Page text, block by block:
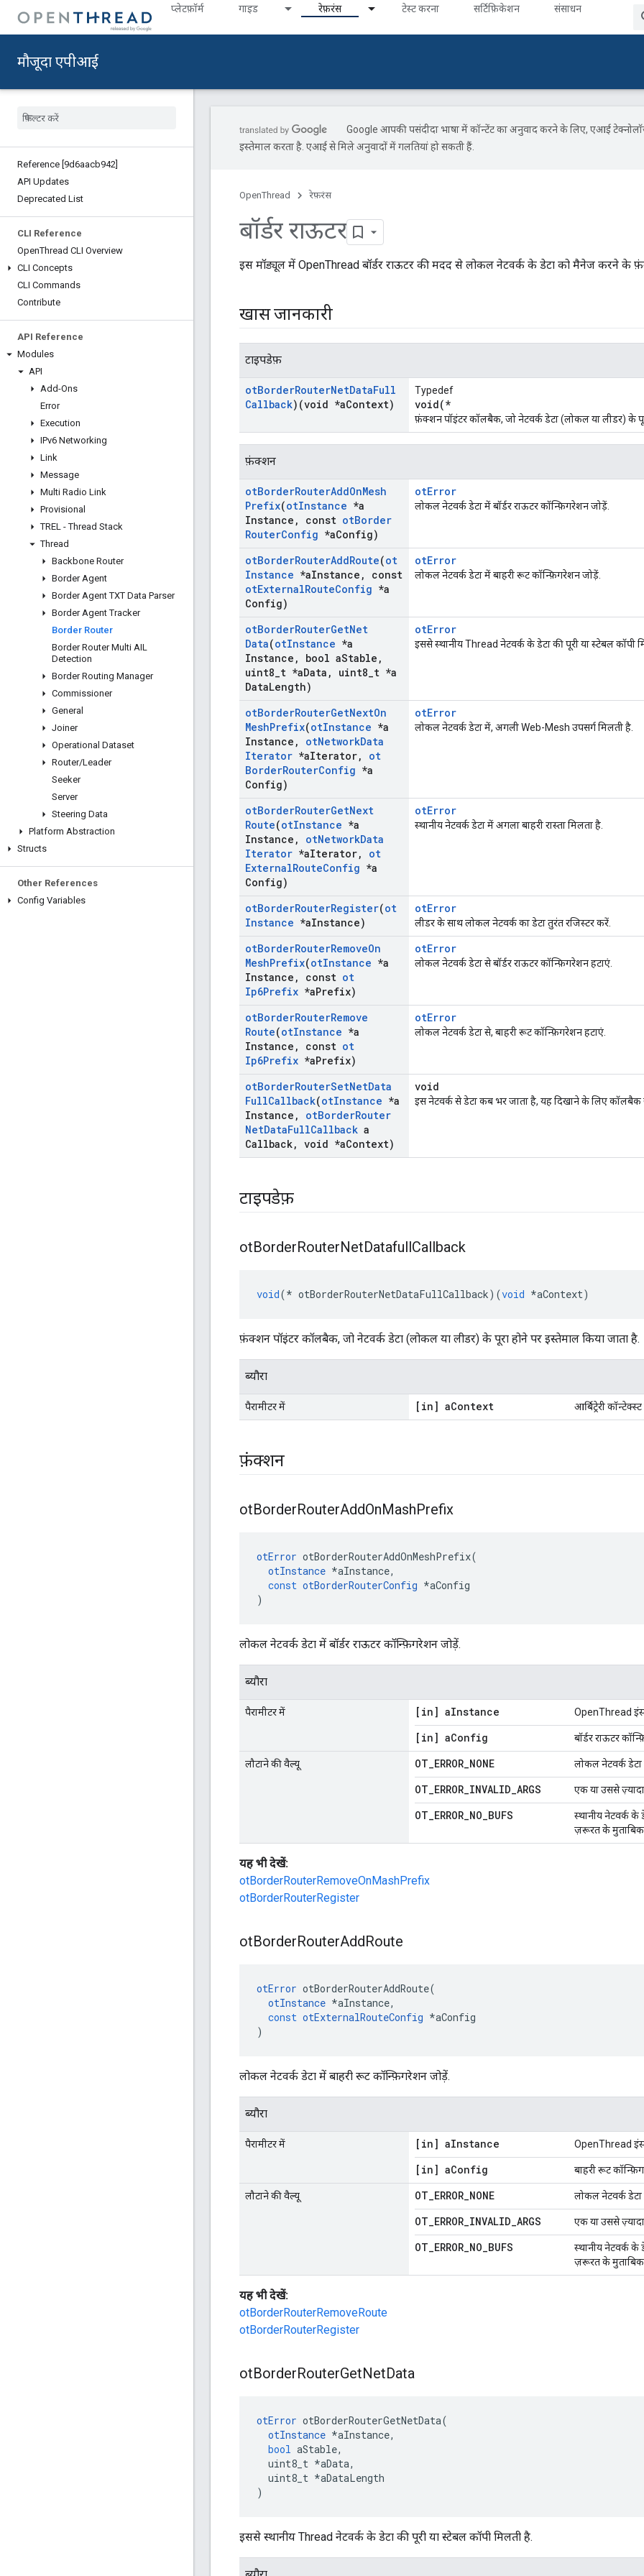
प्‍लेटफ़ॉर्म गाइड रेफ़रंस टेस्ट करना सर्टिफ़िकेशन संसाधन
मौजूदा एपीआई
Reference [9d6aacb942]
API Updates
Deprecated List
CLI Reference
OpenThread CLI Overview
CLI Concepts
CLI Commands
Contribute
API Reference
Modules
API
Add-Ons
Error
Execution
IPv6 Networking
Link
Message
Multi Radio Link
Provisional
TREL - Thread Stack
Thread
Backbone Router
Border Agent
Border Agent TXT Data Parser
Border Agent Tracker
Border Router
Border Router Multi AIL
Detection
Border Routing Manager
Commissioner
General
Joiner
Operational Dataset
Router/Leader
Seeker
Server
Steering Data
Platform Abstraction
Structs
Other References
Config Variables
Google आपकी पसंदीदा भाषा में कॉन्टेंट का अनुवाद करने के लिए, एआई
इस्तेमाल करता है. एआई से मिले अनुवादों में गलतियां हो सकती हैं.
OpenThread रेफ़रंस
बॉर्डर राऊटर
इस मॉड्यूल में OpenThread बॉर्डर राऊटर की मदद से लोकल नेटवर्क के डेटा को मैनेज करने के
खास जानकारी
टाइपडेफ़
otBorderRouterNetDataFull
Callback)(void *aContext)
Typedef
void(*
फ़ंक्शन पॉइंटर कॉलबैक, जो नेटवर्क डेटा (लोकल या लीडर) के
फ़ंक्शन
otBorderRouterAddOnMesh
Prefix(otInstance *a
Instance , const otBorder
RouterConfig *aConfig)
otError
लोकल नेटवर्क डेटा में बॉर्डर राऊटर कॉन्फ़िगरेशन जोड़ें.
otBorderRouterAddRoute(ot
Instance *aInstance ,
const
otExternalRouteConfig *a
Config)
otError
लोकल नेटवर्क डेटा में बाहरी रूट कॉन्फ़िगरेशन जोड़ें.
otBorderRouterGetNet
Data(otInstance *a
Instance , bool aStable ,
uint8 t *aData , uint8 t *a
DataLength)
otError
इससे स्थानीय Thread नेटवर्क के डेटा की पूरी या स्टेबल कॉपी
otBorderRouterGetNextOn
MeshPrefix(otInstance *a
Instance , otNetworkData
Iterator *aIterator,
ot
BorderRouterConfig *a
Config)
otError
लोकल नेटवर्क डेटा में, अगली Web-Mesh उपसर्ग मिलती है.
otBorderRouterGetNext
Route(otInstance *a
Instance , otNetworkData
Iterator *aIterator,
ot
ExternalRouteConfig *a
Config)
otError
स्थानीय नेटवर्क डेटा में अगला बाहरी रास्ता मिलता है.
otBorderRouterRegister(ot
Instance *aInstance)
otError
लीडर के साथ लोकल नेटवर्क का डेटा तुरंत रजिस्टर करें.
otBorderRouterRemoveOn
MeshPrefix(otInstance *a
Instance , const ot
Ip6Prefix *aPrefix)
otError
लोकल नेटवर्क डेटा से बॉर्डर राऊटर कॉन्फ़िगरेशन हटाएं.
otBorderRouterRemove
Route(otInstance *a
Instance , const ot
Ip6Prefix *aPrefix)
otError
लोकल नेटवर्क डेटा से, बाहरी रूट कॉन्फ़िगरेशन हटाएं.
otBorderRouterSetNetData
FullCallback(otInstance *a
Instance , otBorderRouter
NetDataFullCallback a
Callback, void *aContext)
void
इस नेटवर्क से डेटा कब भर जाता है, यह दिखाने के लिए कॉलबैक
टाइपडेफ़
otBorderRouterNetDatafullCallback
void(* otBorderRouterNetDataFullCallback)(void *aContext)
फ़ंक्शन पॉइंटर कॉलबैक, जो नेटवर्क डेटा (लोकल या लीडर) के पूरा होने पर इस्तेमाल किया जाता है.
ब्यौरा
पैरामीटर में [in] aContext आर्बिट्रेरी
फ़ंक्शन
otBorderRouterAddOnMashPrefix
otError otBorderRouterAddOnMeshPrefix(
otInstance *aInstance,
const otBorderRouterConfig *aConfig
)
लोकल नेटवर्क डेटा में बॉर्डर राऊटर कॉन्फ़िगरेशन जोड़ें.
ब्यौरा
पैरामीटर में [in] aInstance OpenThread
[in] aConfig बॉर्डर राऊटर
लौटाने की वैल्यू OT_ERROR_NONE लोकल नेटवर्क डेटा
OT_ERROR_INVALID_ARGS एक या उससे
OT_ERROR_NO_BUFS
स्थानीय नेटवर्क
ज़रूरत के मुताबिक
यह भी देखें:
otBorderRouterRemoveOnMashPrefix
otBorderRouterRegister
otBorderRouterAddRoute
otError otBorderRouterAddRoute(
otInstance *aInstance,
const otExternalRouteConfig *aConfig
)
लोकल नेटवर्क डेटा में बाहरी रूट कॉन्फ़िगरेशन जोड़ें.
ब्यौरा
पैरामीटर में [in] aInstance OpenThread
[in] aConfig बाहरी रूट
लौटाने की वैल्यू OT_ERROR_NONE लोकल नेटवर्क डेटा
OT_ERROR_INVALID_ARGS एक या उससे
OT_ERROR_NO_BUFS
स्थानीय नेटवर्क
ज़रूरत के मुताबिक
यह भी देखें:
otBorderRouterRemoveRoute
otBorderRouterRegister
otBorderRouterGetNetData
otError otBorderRouterGetNetData(
otInstance *aInstance,
bool aStable,
uint8_t *aData,
uint8_t *aDataLength
)
इससे स्थानीय Thread नेटवर्क के डेटा की पूरी या स्टेबल कॉपी मिलती है.